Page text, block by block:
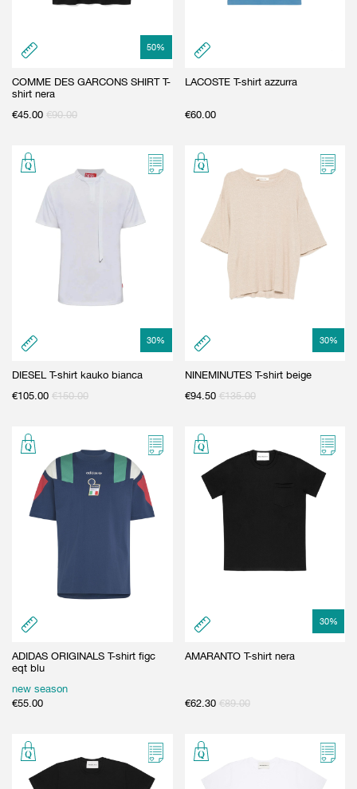
50%
COMME DES GARCONS SHIRT T-
shirt nera
€45.00 €90.00
LACOSTE T-shirt azzurra
€60.00
30%
DIESEL T-shirt kauko bianca
€105.00 €150.00
30%
NINEMINUTES T-shirt beige
€94.50 €135.00
ADIDAS ORIGINALS T-shirt figc
eqt blu
new season
€55.00
30%
AMARANTO T-shirt nera
€62.30 €89.00